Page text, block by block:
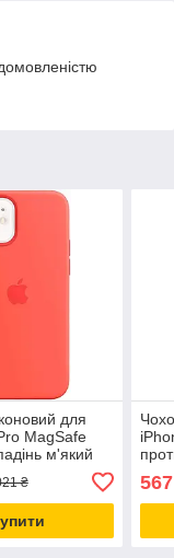
для
MagSafe
м'який
Succulent
₴
із
567